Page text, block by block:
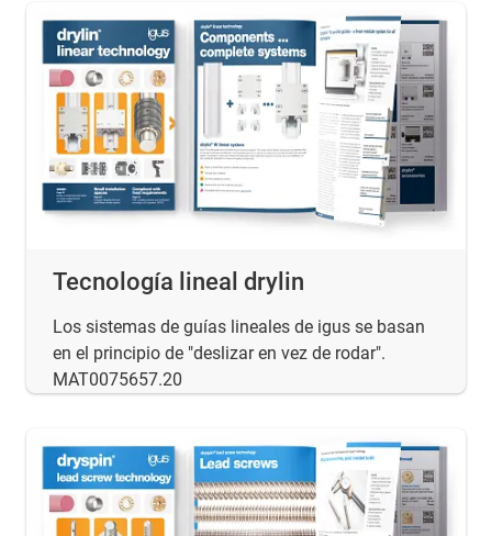
Tecnología lineal drylin
Los sistemas de guías lineales de igus se basan
en el principio de "deslizar en vez de rodar".
MAT0075657.20